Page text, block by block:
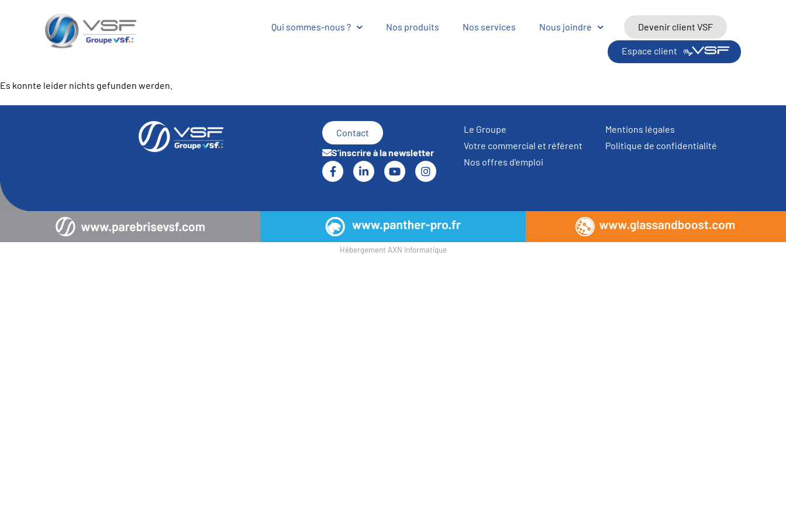
Qui sommes-nous ? Nos produits Nos services Nous joindre Devenir client VSF
Espace client
Es konnte leider nichts gefunden werden.
Contact
S'inscrire à la newsletter
Le Groupe
Votre commercial et référent
Nos offres d'emploi
Mentions légales
Politique de confidentialité
Hébergement AXN Informatique